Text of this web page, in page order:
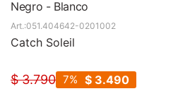
Negro - Blanco
051.404642-0201002
Catch Soleil
$ 3.790 $ 3.490
7